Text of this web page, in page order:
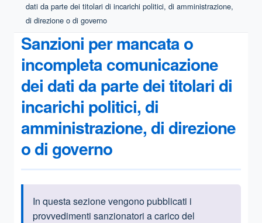
dati da parte dei titolari di incarichi politici, di amministrazione,
di direzione o di governo
Sanzioni per mancata o
incompleta comunicazione
dei dati da parte dei titolari di
incarichi politici, di
amministrazione, di direzione
o di governo
Informazioni introduttive
In questa sezione vengono pubblicati i
provvedimenti sanzionatori a carico del